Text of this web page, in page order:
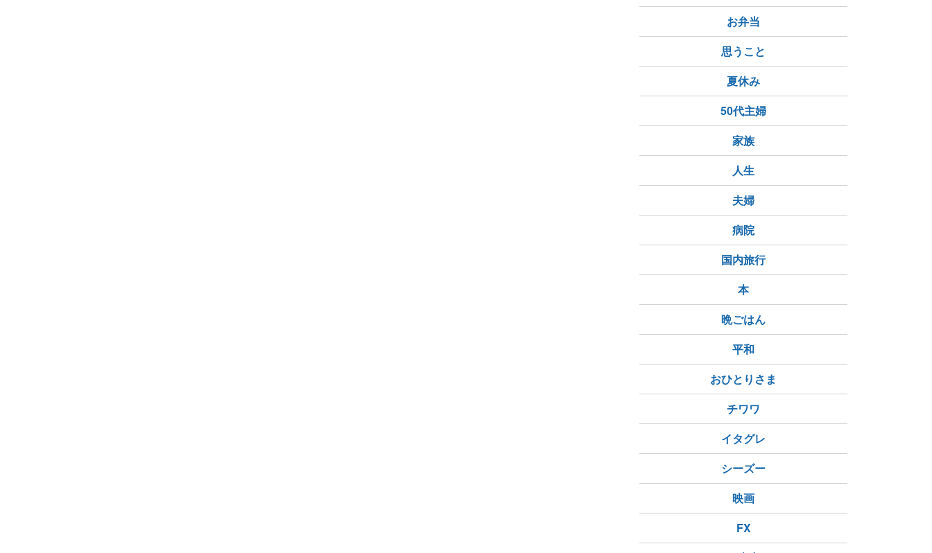
お弁当
思うこと
夏休み
50代主婦
家族
人生
夫婦
病院
国内旅行
本
晩ごはん
平和
おひとりさま
チワワ
イタグレ
シーズー
映画
FX